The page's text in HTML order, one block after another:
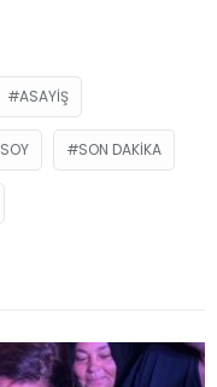
ASAYIŞ
SON DAKIKA